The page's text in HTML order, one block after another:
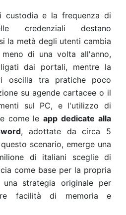
custodia e la frequenza di
credenziali destano
la metà degli utenti cambia
di una volta all'anno,
dai portali, mentre la
oscilla tra pratiche poco
su agende cartacee o il
sul PC, e l'utilizzo di
come leapp dedicate alla
, adottate da circa 5
scenario, emerge una
di italiani sceglie di
come base per la propria
strategia originale per
facilità di memoria e